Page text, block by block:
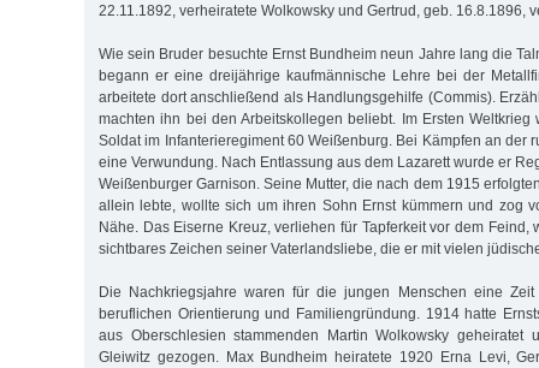
22.11.1892, verheiratete Wolkowsky und Gertrud, geb. 16.8.1896,
Wie sein Bruder besuchte Ernst Bundheim neun Jahre lang die
begann er eine dreijährige kaufmännische Lehre bei der
arbeitete dort anschließend als Handlungsgehilfe (Commis).
machten ihn bei den Arbeitskollegen beliebt. Im Ersten Weltkrieg
Soldat im Infanterieregiment 60 Weißenburg. Bei Kämpfen an der
eine Verwundung. Nach Entlassung aus dem Lazarett wurde er
Weißenburger Garnison. Seine Mutter, die nach dem 1915
allein lebte, wollte sich um ihren Sohn Ernst kümmern und zog
Nähe. Das Eiserne Kreuz, verliehen für Tapferkeit vor dem Feind,
sichtbares Zeichen seiner Vaterlandsliebe, die er mit vielen
Die Nachkriegsjahre waren für die jungen Menschen eine Zeit
beruflichen Orientierung und Familiengründung. 1914 hatte
aus Oberschlesien stammenden Martin Wolkowsky
Gleiwitz gezogen. Max Bundheim heiratete 1920 Erna Levi,